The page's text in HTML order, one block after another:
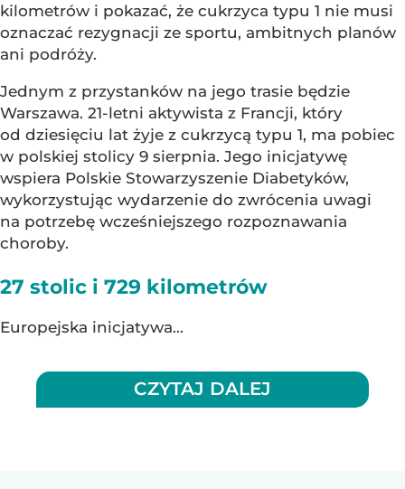
kilometrów i pokazać, że cukrzyca typu 1 nie musi
oznaczać rezygnacji ze sportu, ambitnych planów
ani podróży.
Jednym z przystanków na jego trasie będzie
Warszawa. 21-letni aktywista z Francji, który
od dziesięciu lat żyje z cukrzycą typu 1, ma pobiec
w polskiej stolicy 9 sierpnia. Jego inicjatywę
wspiera Polskie Stowarzyszenie Diabetyków,
wykorzystując wydarzenie do zwrócenia uwagi
na potrzebę wcześniejszego rozpoznawania
choroby.
27 stolic i 729 kilometrów
Europejska inicjatywa...
CZYTAJ DALEJ